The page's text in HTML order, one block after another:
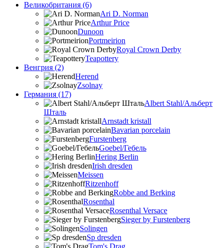
Великобритания (6)
Ari D. Norman
Arthur Price
Dunoon
Portmeirion
Royal Crown Derby
Teapottery
Венгрия (2)
Herend
Zsolnay
Германия (17)
Albert Stahl/Альбеpт
Шталь
Arnstadt kristall
Bavarian porcelain
Furstenberg
Goebel/Гебель
Hering Berlin
Irish dresden
Meissen
Ritzenhoff
Robbe and Berking
Rosenthal
Rosenthal Versace
Sieger by Furstenberg
Solingen
Sp dresden
Tom's Drag